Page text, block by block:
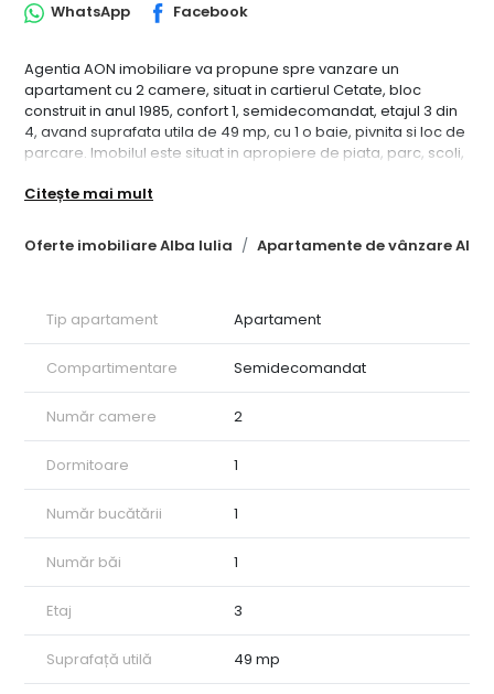
Oferte imobiliare Alba Iulia Apartamente de vânzare
WhatsApp Facebook
Agentia AON imobiliare va propune spre vanzare un
apartament cu 2 camere, situat in cartierul Cetate, bloc
construit in anul 1985, confort 1, semidecomandat, etajul 3 din
4, avand suprafata utila de 49 mp, cu 1 o baie, pivnita si loc de
parcare. Imobilul este situat in apropiere de piata, parc, scoli,
CP2043056.
Citește mai mult
Tip apartament Apartament
Compartimentare Semidecomandat
Număr camere 2
Dormitoare 1
Număr bucătării 1
Număr băi 1
Etaj 3
Suprafață utilă 49 mp